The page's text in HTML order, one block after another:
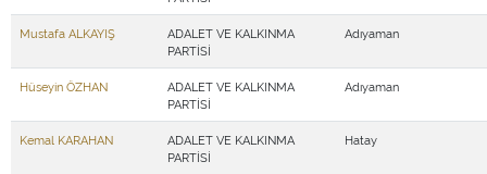
Mustafa ALKAYIŞ
ADALET VE KALKINMA
PARTİSİ
Adıyaman
Hüseyin ÖZHAN
ADALET VE KALKINMA
PARTİSİ
Adıyaman
Kemal KARAHAN
ADALET VE KALKINMA
PARTİSİ
Hatay